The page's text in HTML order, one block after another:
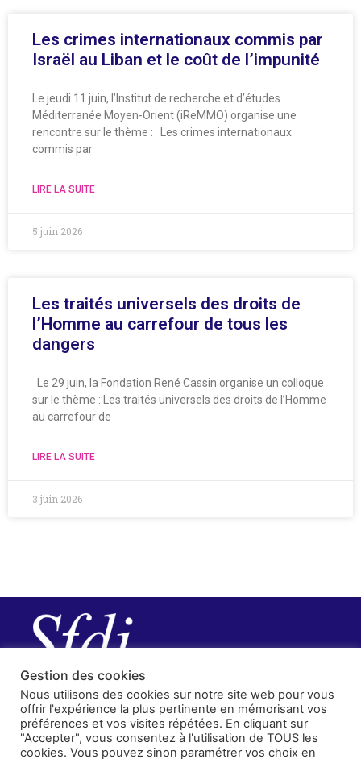
Les crimes internationaux commis par
Israël au Liban et le coût de l’impunité
Le jeudi 11 juin, l’Institut de recherche et d’études
Méditerranée Moyen-Orient (iReMMO) organise une
rencontre sur le thème : Les crimes internationaux
commis par
LIRE LA SUITE
5 juin 2026
Les traités universels des droits de
l’Homme au carrefour de tous les
dangers
Le 29 juin, la Fondation René Cassin organise un colloque
sur le thème : Les traités universels des droits de l’Homme
au carrefour de
LIRE LA SUITE
3 juin 2026
Gestion des cookies
Nous utilisons des cookies sur notre site web pour vous
offrir l'expérience la plus pertinente en mémorisant vos
préférences et vos visites répétées. En cliquant sur
"Accepter", vous consentez à l'utilisation de TOUS les
cookies. Vous pouvez sinon paramétrer vos choix en